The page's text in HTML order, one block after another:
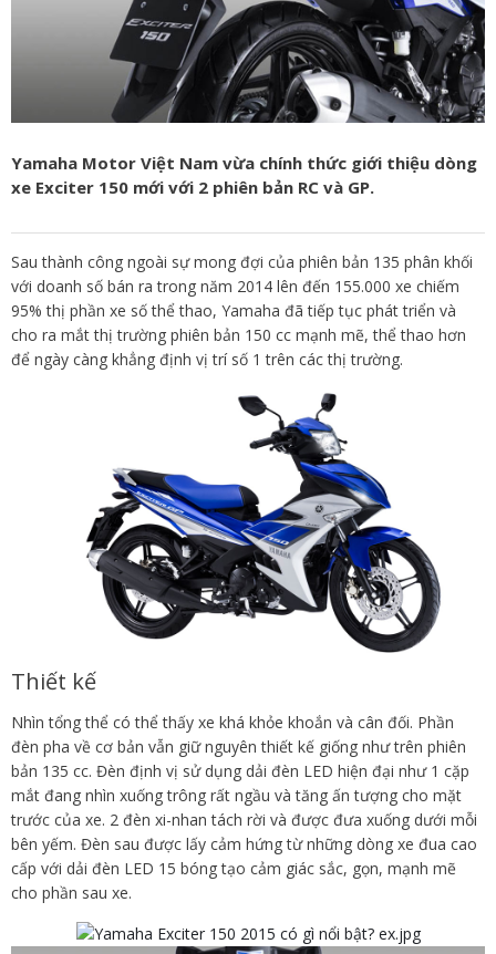
Yamaha Motor Việt Nam vừa chính thức giới thiệu dòng
xe Exciter 150 mới với 2 phiên bản RC và GP.
Sau thành công ngoài sự mong đợi của phiên bản 135 phân khối
với doanh số bán ra trong năm 2014 lên đến 155.000 xe chiếm
95% thị phần xe số thể thao, Yamaha đã tiếp tục phát triển và
cho ra mắt thị trường phiên bản 150 cc mạnh mẽ, thể thao hơn
để ngày càng khẳng định vị trí số 1 trên các thị trường.
Thiết kế
Nhìn tổng thể có thể thấy xe khá khỏe khoắn và cân đối. Phần
đèn pha về cơ bản vẫn giữ nguyên thiết kế giống như trên phiên
bản 135 cc. Đèn định vị sử dụng dải đèn LED hiện đại như 1 cặp
mắt đang nhìn xuống trông rất ngầu và tăng ấn tượng cho mặt
trước của xe. 2 đèn xi-nhan tách rời và được đưa xuống dưới mỗi
bên yếm. Đèn sau được lấy cảm hứng từ những dòng xe đua cao
cấp với dải đèn LED 15 bóng tạo cảm giác sắc, gọn, mạnh mẽ
cho phần sau xe.